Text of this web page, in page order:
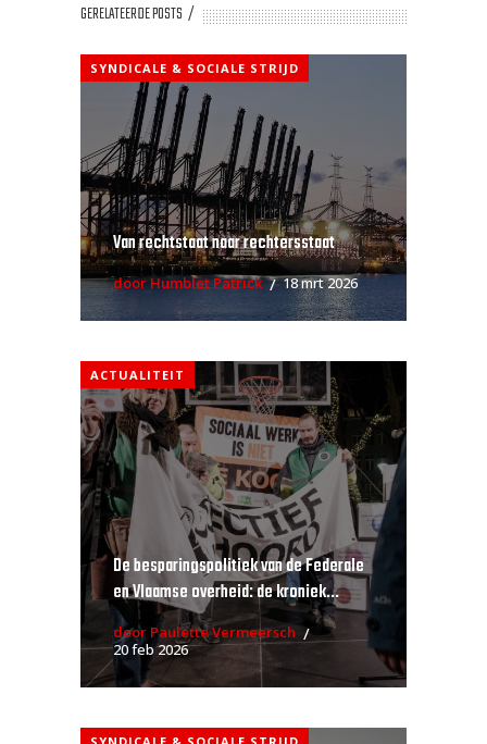
GERELATEERDE POSTS
SYNDICALE & SOCIALE STRIJD
Van rechtstaat naar rechtersstaat
door Humblet Patrick 18 mrt 2026
ACTUALITEIT
De besparingspolitiek van de Federale
en Vlaamse overheid: de kroniek...
door Paulette Vermeersch
20 feb 2026